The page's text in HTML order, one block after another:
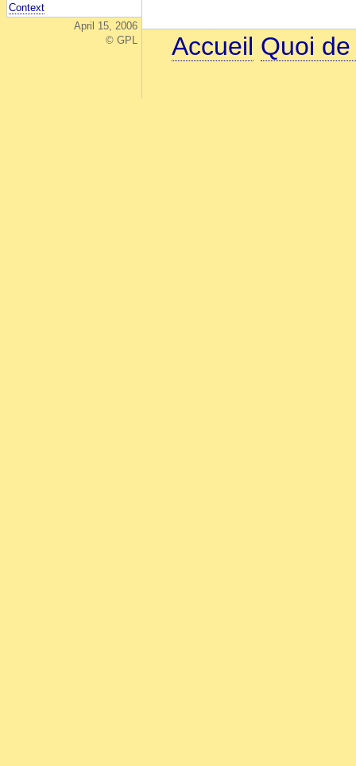
Context
April 15, 2006
© GPL
Accueil Quoi